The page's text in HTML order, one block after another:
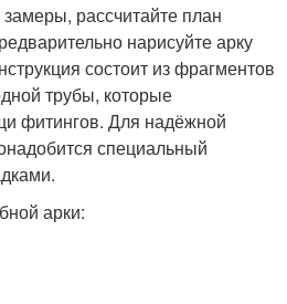
рассчитайте план
нарисуйте арку
состоит из фрагментов
трубы, которые
фитингов. Для надёжной
специальный
арки: